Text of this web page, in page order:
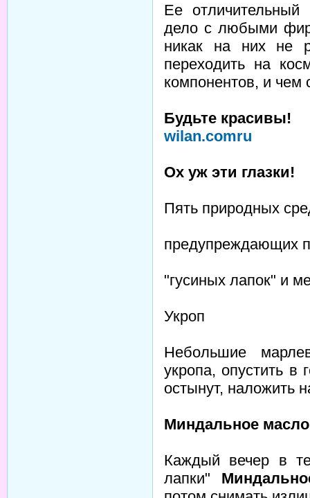
Ее
дело с любыми
никак на них не
переходить на
компонентов, и чем
Будьте красивы!
wilan.comru
Ох уж эти глазки!
Пять природных
предупреждающих
"гусиных лапок" и
Укроп
Небольшие
укропа, опустить
остынут, наложить
Миндальное масло
Каждый вечер в
лапки"